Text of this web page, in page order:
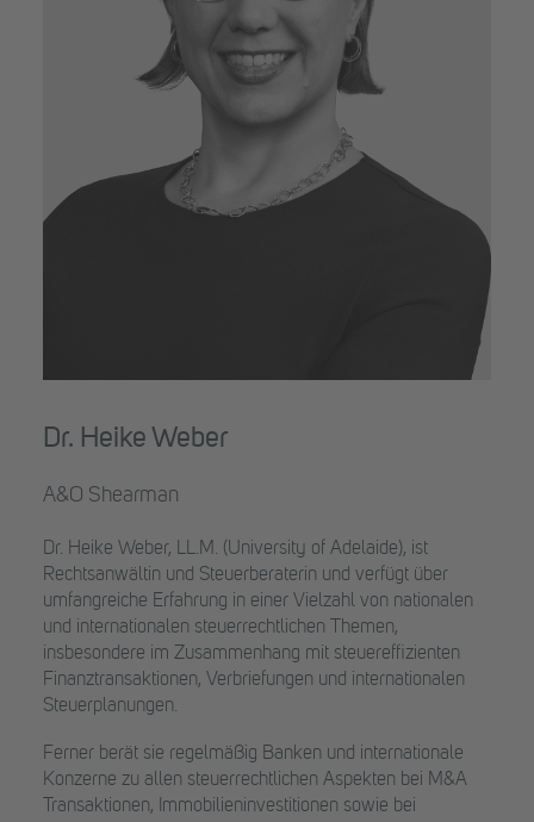
Dr. Heike Weber
A&O Shearman
Dr. Heike Weber, LL.M. (University of Adelaide), ist
Rechtsanwältin und Steuerberaterin und verfügt über
umfangreiche Erfahrung in einer Vielzahl von nationalen
und internationalen steuerrechtlichen Themen,
insbesondere im Zusammenhang mit steuereffizienten
Finanztransaktionen, Verbriefungen und internationalen
Steuerplanungen.
Ferner berät sie regelmäßig Banken und internationale
Konzerne zu allen steuerrechtlichen Aspekten bei M&A
Transaktionen, Immobilieninvestitionen sowie bei